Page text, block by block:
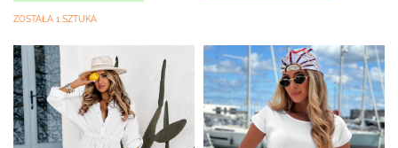
ZOSTAŁA 1 SZTUKA